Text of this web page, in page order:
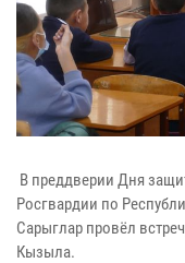
В преддверии Дня
Росгвардии по
Сарыглар провёл
Кызыла.